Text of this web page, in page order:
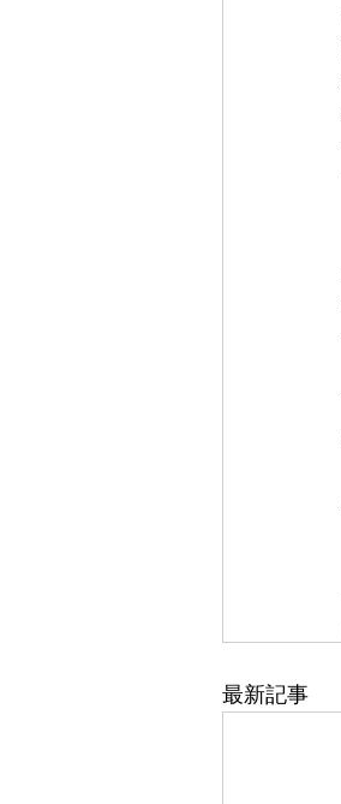
最新記事